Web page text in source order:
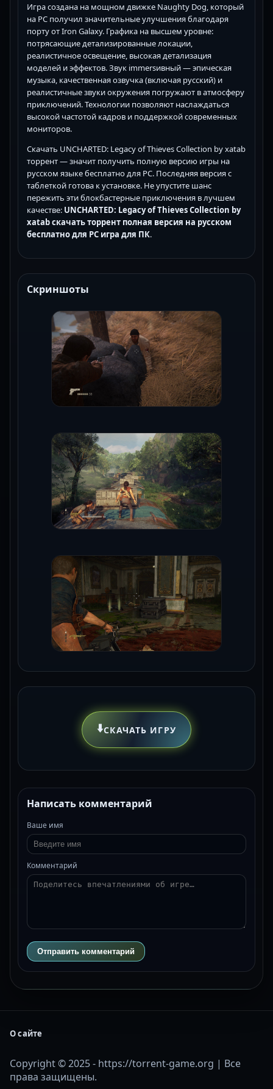
Игра создана на мощном движке Naughty Dog, который
на PC получил значительные улучшения благодаря
порту от Iron Galaxy. Графика на высшем уровне:
потрясающие детализированные локации,
реалистичное освещение, высокая детализация
моделей и эффектов. Звук immersивный — эпическая
музыка, качественная озвучка (включая русский) и
реалистичные звуки окружения погружают в атмосферу
приключений. Технологии позволяют наслаждаться
высокой частотой кадров и поддержкой современных
мониторов.
Скачать UNCHARTED: Legacy of Thieves Collection by xatab
торрент — значит получить полную версию игры на
русском языке бесплатно для PC. Последняя версия с
таблеткой готова к установке. Не упустите шанс
пережить эти блокбастерные приключения в лучшем
качестве: UNCHARTED: Legacy of Thieves Collection by
xatab скачать торрент полная версия на русском
бесплатно для PC игра для ПК.
Скриншоты
⬇️СКАЧАТЬ ИГРУ
Написать комментарий
Ваше имя
Комментарий
Отправить комментарий
О сайте
Copyright © 2025 - https://torrent-game.org | Все
права защищены.